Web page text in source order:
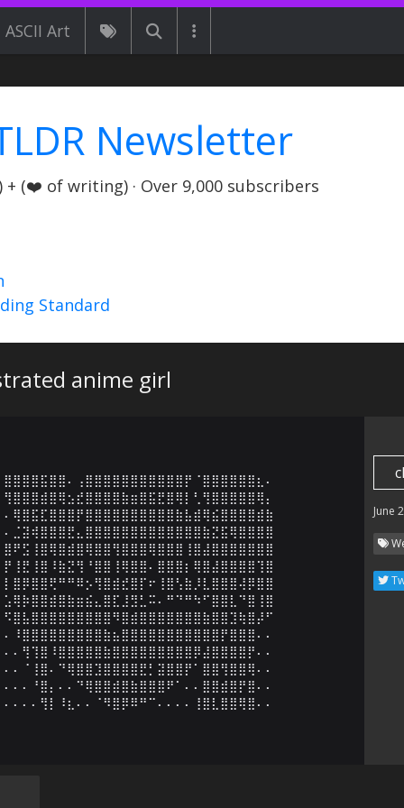
ASCII Art
Newsletter
(❤️ of writing) · Over 9,000 subscribers
Standard
anime girl
⣿⣿⣿⣿⣯⣿⣿⠄⢠⣿⣿⣿⣿⣿⣿⣿⣿⣿⣿⣿⡟⠈⣿⣿⣿⣿⣿⣿⣆⠄
⢻⣿⣿⣿⣾⣿⢿⣢⣞⣿⣿⣿⣿⣷⣶⣿⣯⣟⣿⢿⡇⢃⢻⣿⣿⣿⣿⣿⢿⡄
⠄⢿⣿⣯⣏⣿⣿⣿⡟⣿⣿⣿⣿⣿⣿⣿⣿⣿⣿⣷⣧⣾⢿⣮⣿⣿⣿⣿⣾⣷
⠄⣈⣽⢾⣿⣿⣿⣟⣄⣿⣿⣿⣿⣿⣿⣿⣿⣿⣿⣿⣿⣿⣷⣝⣯⢿⣿⣿⣿⣿
⣿⠟⣫⢸⣿⢿⣿⣾⣿⢿⣿⣿⢻⣿⣿⣿⢿⣿⣿⣿⢸⣿⣼⣿⣿⣿⣿⣿⣿⣿
⡟⢸⣟⢸⣿⠸⣷⣝⢻⠘⣿⣿⢸⢿⣿⣿⠄⣿⣿⣿⡆⢿⣿⣼⣿⣿⣿⣿⢹⣿
⡇⣿⡿⣿⣿⢟⠛⠛⠿⡢⢻⣿⣾⣞⣿⡏⠖⢸⣿⢣⣷⡸⣇⣿⣿⣿⢼⡿⣿⣿
⣡⢿⡷⣿⣿⣾⣿⣷⣶⣮⣄⣿⣏⣸⣻⣃⠭⠄⠛⠙⠛⠳⠋⣿⣿⣇⠙⣿⢸⣿
⠫⣿⣧⣿⣿⣿⣿⣿⣿⣿⣿⣿⠻⣿⣾⣿⣿⣿⣿⣿⣿⣿⣷⣿⣿⣹⢷⣿⡼⠋
⠄⠸⣿⣿⣿⣿⣿⣿⣿⣿⣿⣷⣦⣿⣿⣿⣿⣿⣿⣿⣿⣿⣿⣿⡟⣿⣿⣿⠄⠄
⠄⠄⢻⢹⣿⠸⣿⣿⣿⣿⣿⣷⣿⣿⣿⣿⣿⣿⣿⣿⣿⡿⣼⣿⣿⣿⣿⡟⠄⠄
⠄⠄⠈⢸⣿⠄⠙⢿⣿⣿⣹⣿⣿⣿⣿⣟⡃⣽⣿⣿⡟⠁⣿⣿⢻⣿⣿⢿⠄⠄
⠄⠄⠄⠘⣿⡄⠄⠄⠙⢿⣿⣿⣾⣿⣷⣿⣿⣿⠟⠁⠄⠄⣿⣿⣾⣿⡟⣿⠄⠄
⠄⠄⠄⠄⢻⡇⠸⣆⠄⠄⠈⠻⣿⡿⠿⠛⠉⠄⠄⠄⠄⢸⣿⣇⣿⣿⢿⣿⠄⠄
June